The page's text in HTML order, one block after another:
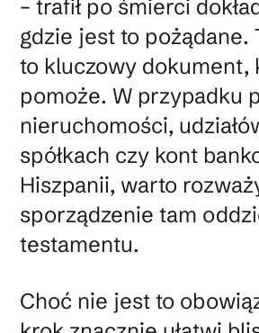
– trafił po śmierci
gdzie jest to pożądane.
to kluczowy dokument,
pomoże. W przypadku
nieruchomości,
spółkach czy kont
Hiszpanii, warto
sporządzenie tam
testamentu.
Choć nie jest to